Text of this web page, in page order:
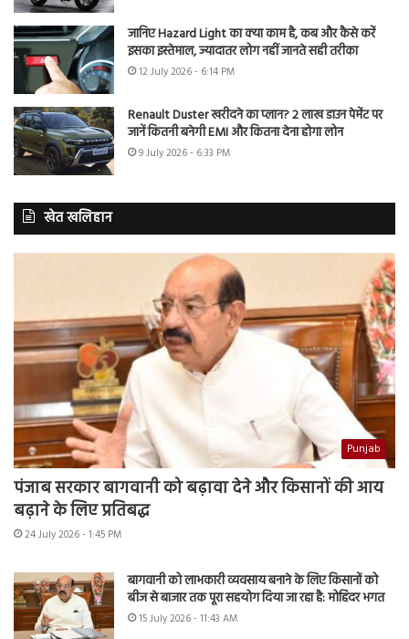
जानिए Hazard Light का क्या काम है, कब और कैसे करें
इसका इस्तेमाल, ज्यादातर लोग नहीं जानते सही तरीका
12 July 2026 - 6:14 PM
Renault Duster खरीदने का प्लान? 2 लाख डाउन पेमेंट पर
जानें कितनी बनेगी EMI और कितना देना होगा लोन
9 July 2026 - 6:33 PM
खेत खलिहान
Punjab
पंजाब सरकार बागवानी को बढ़ावा देने और किसानों की आय
बढ़ाने के लिए प्रतिबद्ध
24 July 2026 - 1:45 PM
बागवानी को लाभकारी व्यवसाय बनाने के लिए किसानों को
बीज से बाजार तक पूरा सहयोग दिया जा रहा है: मोहिंदर भगत
15 July 2026 - 11:43 AM